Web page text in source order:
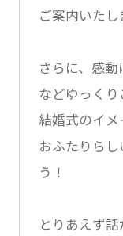
ご案内いたし
さらに、感
などゆっくり
結婚式のイ
おふたりら
う！
とりあえず話